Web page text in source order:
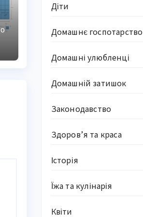
Діти
Домашнє госпотарство
Домашні улюбленці
Домашній затишок
Законодавство
Здоров’я та краса
Історія
Їжа та кулінарія
Квіти